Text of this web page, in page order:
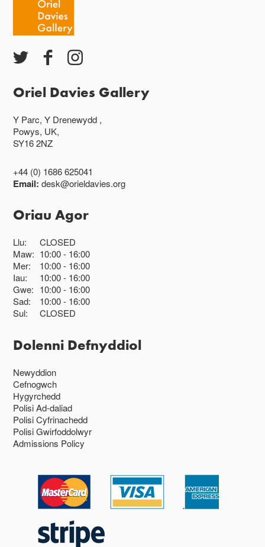
Oriel Davies Gallery
Y Parc, Y Drenewydd ,
Powys, UK,
SY16 2NZ
+44 (0) 1686 625041
Email:desk@orieldavies.org
Oriau Agor
Llu:
CLOSED
Maw: 10:00 16:00
Mer:
10:00 16:00
Iau:
10:00 16:00
Gwe: 10:00 16:00
Sad:
10:00 16:00
Sul:
CLOSED
Dolenni Defnyddiol
Newyddion
Cefnogwch
Hygyrchedd
Polisi Ad-daliad
Polisi Cyfrinachedd
Polisi Gwirfoddolwyr
Admissions Policy